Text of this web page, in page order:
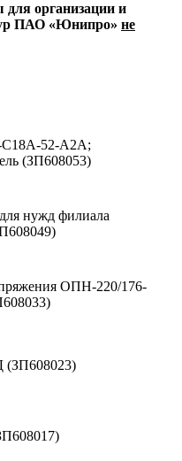
для организации и
ПАО «Юнипро» не
52-A2A;
(ЗП608053)
нужд филиала
ОПН-220/176-
(ЗП608023)